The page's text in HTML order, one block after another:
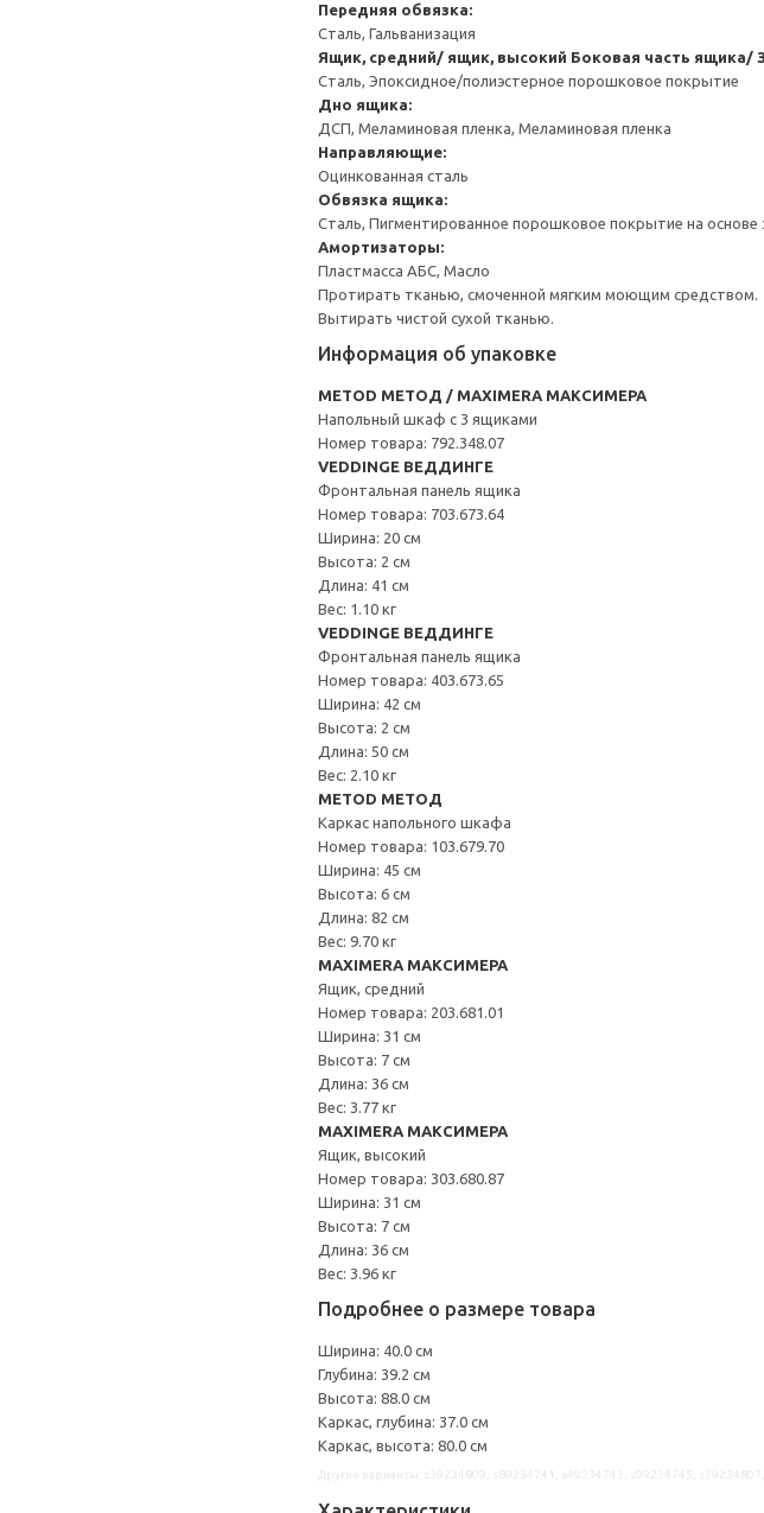
Передняя обвязка:
Сталь, Гальванизация
Ящик, средний/ ящик, высокий Боковая часть ящика/
Сталь, Эпоксидное/полиэстерное порошковое покрытие
Дно ящика:
ДСП, Меламиновая пленка, Меламиновая пленка
Направляющие:
Оцинкованная сталь
Обвязка ящика:
Сталь, Пигментированное порошковое покрытие на
Амортизаторы:
Пластмасса АБС, Масло
Протирать тканью, смоченной мягким моющим средством.
Вытирать чистой сухой тканью.
Информация об упаковке
METOD МЕТОД / MAXIMERA МАКСИМЕРА
Напольный шкаф с 3 ящиками
Номер товара: 792.348.07
VEDDINGE ВЕДДИНГЕ
Фронтальная панель ящика
Номер товара: 703.673.64
Ширина: 20 см
Высота: 2 см
Длина: 41 см
Вес: 1.10 кг
VEDDINGE ВЕДДИНГЕ
Фронтальная панель ящика
Номер товара: 403.673.65
Ширина: 42 см
Высота: 2 см
Длина: 50 см
Вес: 2.10 кг
METOD МЕТОД
Каркас напольного шкафа
Номер товара: 103.679.70
Ширина: 45 см
Высота: 6 см
Длина: 82 см
Вес: 9.70 кг
MAXIMERA МАКСИМЕРА
Ящик, средний
Номер товара: 203.681.01
Ширина: 31 см
Высота: 7 см
Длина: 36 см
Вес: 3.77 кг
MAXIMERA МАКСИМЕРА
Ящик, высокий
Номер товара: 303.680.87
Ширина: 31 см
Высота: 7 см
Длина: 36 см
Вес: 3.96 кг
Подробнее о размере товара
Ширина: 40.0 см
Глубина: 39.2 см
Высота: 88.0 см
Каркас, глубина: 37.0 см
Каркас, высота: 80.0 см